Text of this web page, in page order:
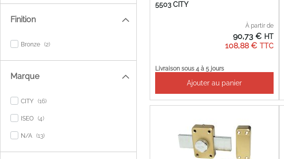
5503 CITY
À partir de
108,88 €
90,73 €
Livraison sous 4 à 5 jours
Ajouter au panier
Finition
Bronze 2items
Marque
CITY 16items
ISEO 4items
N/A 13items